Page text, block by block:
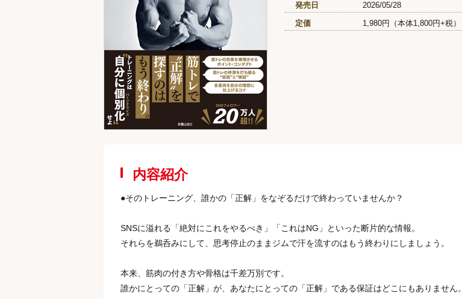
発売日
2026/05/28
定価
1,980円（本体1,800円+税）
内容紹介
●そのトレーニング、誰かの「正解」をなぞるだけで終わっていませんか？
SNSに溢れる「絶対にこれをやるべき」「これはNG」といった断片的な情報。
それらを鵜呑みにして、思考停止のままジムで汗を流すのはもう終わりにしましょう。
本来、筋肉の付き方や骨格は千差万別です。
誰かにとっての「正解」が、あなたにとっての「正解」である保証はどこにもありません。